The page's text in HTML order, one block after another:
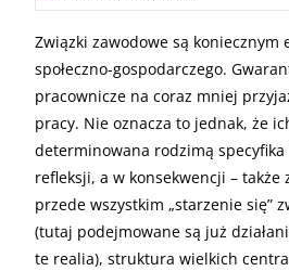
Związki zawodowe są koniecznym
społeczno-gospodarczego.
pracownicze na coraz mniej
pracy. Nie oznacza to jednak, że
determinowana rodzimą specyfika
refleksji, a w konsekwencji –
przede wszystkim „starzenie się”
(tutaj podejmowane są już
te realia), struktura wielkich